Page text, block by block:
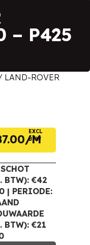
– P425
LAND-ROVER
EXCL
BTW
BTW): €42
| PERIODE:
BTW): €21